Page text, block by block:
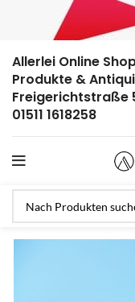
Allerlei Online
Produkte &
Freigerichtstraße
01511 1618258